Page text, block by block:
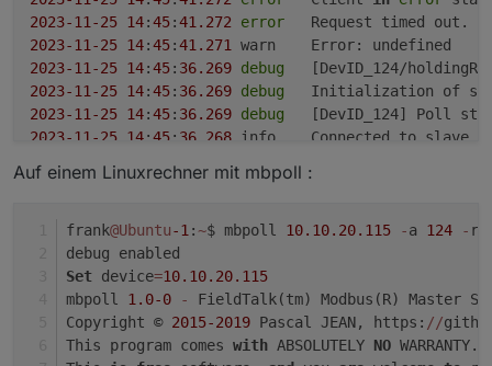
2023-11 -25 14:45:41.272 error
2023-11 -25 14:45:41.271
2023-11 -25 14:45: 36.269 debug
[DevID_124/
2023-11 -25 14:45: 36.269 debug
2023-11 -25 14:45: 36.269 debug
[DevID_124] Poll
2023-11 -25 14:45: 36.268
	info	Connected to slave
2023 -11-25 14: 45: 36.179 debug
-11-25 14:45:36.179 debug
	Initialize Objects
-11-25 14:45:
-11-25 14:45:36.138
-11-25 14 :45: 36.061 debug
Plugin sentry
Auf einem Linuxrechner mit mbpoll :
frank@Ubuntu-1 :~$ mbpoll 10.10.20.115 -a 124 - r
debug enabled
Set device=10.10.20.115
mbpoll 1.0-0 -
FieldTalk(tm) Modbus(R) Master
Copyright © 2015-2019 Pascal JEAN, https: //
This program comes with ABSOLUTELY NO WARRANTY.